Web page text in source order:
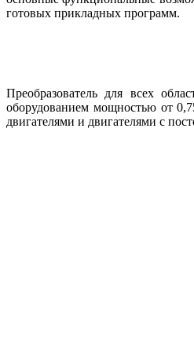
готовых прикладных программ.
Преобразователь для всех
оборудованием мощностью от
двигателями и двигателями с